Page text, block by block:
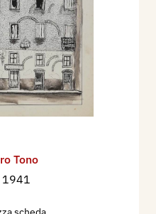
Tono
1941